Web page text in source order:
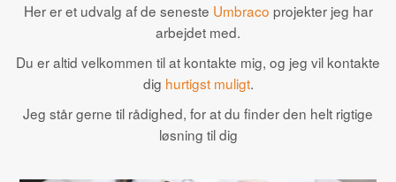
Her er et udvalg af de seneste Umbraco projekter jeg har
arbejdet med.
Du er altid velkommen til at kontakte mig, og jeg vil kontakte
dig hurtigst muligt.
Jeg står gerne til rådighed, for at du finder den helt rigtige
løsning til dig